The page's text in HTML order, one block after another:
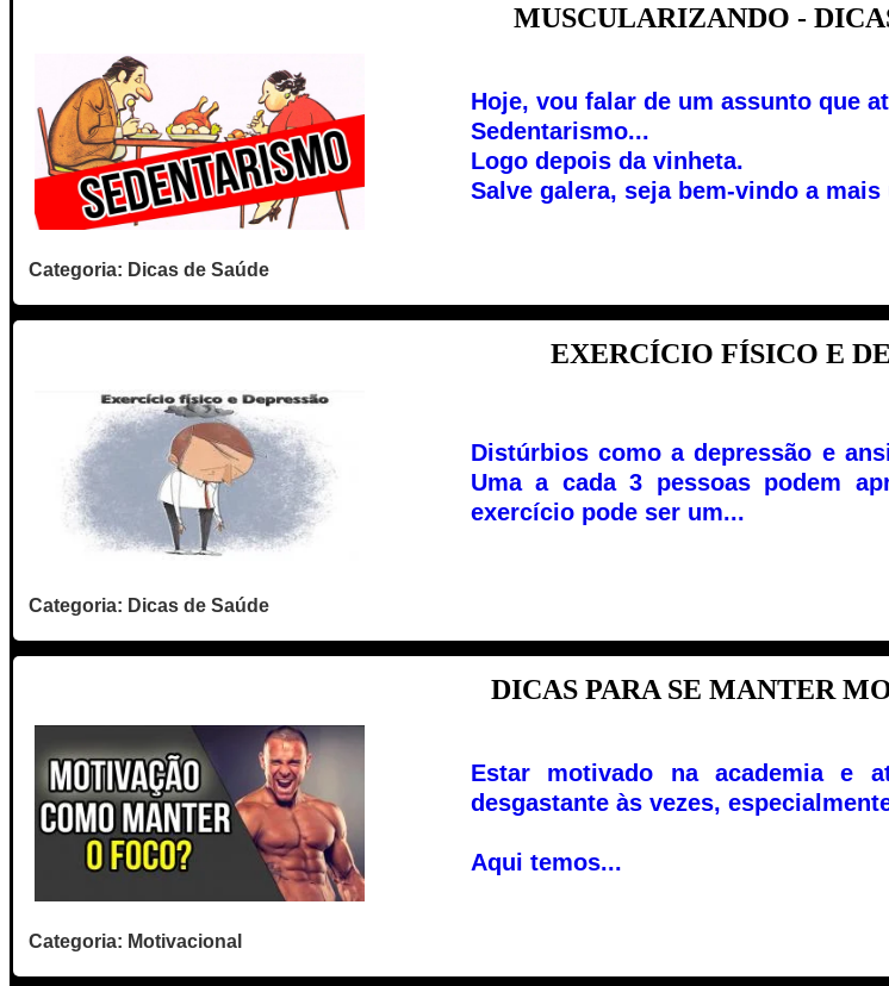
MUSCULARIZANDO -
Hoje, vou falar de um assunto que
Sedentarismo...
Logo depois da vinheta.
Salve galera, seja bem-vindo a mais
Categoria: Dicas de Saúde
EXERCÍCIO FÍSICO E
Distúrbios como a depressão e
Uma a cada 3 pessoas podem
exercício pode ser um...
Categoria: Dicas de Saúde
DICAS PARA SE MANTER
Estar motivado na academia e
desgastante às vezes,
Aqui temos...
Categoria: Motivacional